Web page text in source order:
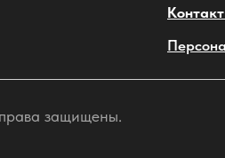
защищены.